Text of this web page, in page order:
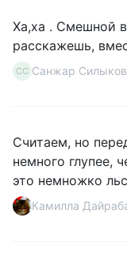
Ха,ха . Смешной
расскажешь,
СС Санжар Силыков
Считаем, но
немного глупее,
это немножко
Камилла